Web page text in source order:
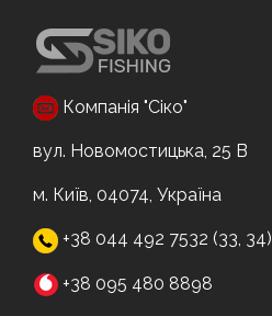
Компанія "Сіко"
вул. Новомостицька, 25 В
м. Київ, 04074, Україна
+38 044 492 7532 (33, 34)
+38 095 480 8898